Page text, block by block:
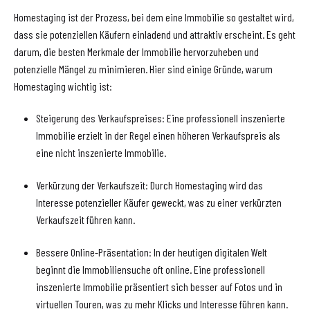
Homestaging ist der Prozess, bei dem eine Immobilie so gestaltet wird,
dass sie potenziellen Käufern einladend und attraktiv erscheint. Es geht
darum, die besten Merkmale der Immobilie hervorzuheben und
potenzielle Mängel zu minimieren. Hier sind einige Gründe, warum
Homestaging wichtig ist:
Steigerung des Verkaufspreises: Eine professionell inszenierte
Immobilie erzielt in der Regel einen höheren Verkaufspreis als
eine nicht inszenierte Immobilie.
Verkürzung der Verkaufszeit: Durch Homestaging wird das
Interesse potenzieller Käufer geweckt, was zu einer verkürzten
Verkaufszeit führen kann.
Bessere Online-Präsentation: In der heutigen digitalen Welt
beginnt die Immobiliensuche oft online. Eine professionell
inszenierte Immobilie präsentiert sich besser auf Fotos und in
virtuellen Touren, was zu mehr Klicks und Interesse führen kann.